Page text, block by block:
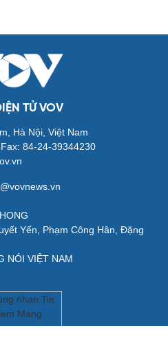
TỬ VOV
Hà Nội, Việt Nam
84-24-39344230
Yến, Phạm Công Hân, Đặng
NÓI VIỆT NAM